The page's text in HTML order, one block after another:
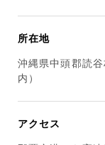
所在地
沖縄県中頭郡読
内）
アクセス